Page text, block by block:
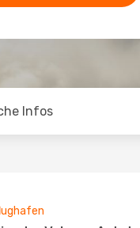
Infos